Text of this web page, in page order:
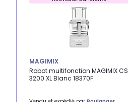
MAGIMIX
Robot multifonction MAGIMIX CS
3200 XL Blanc 18370F